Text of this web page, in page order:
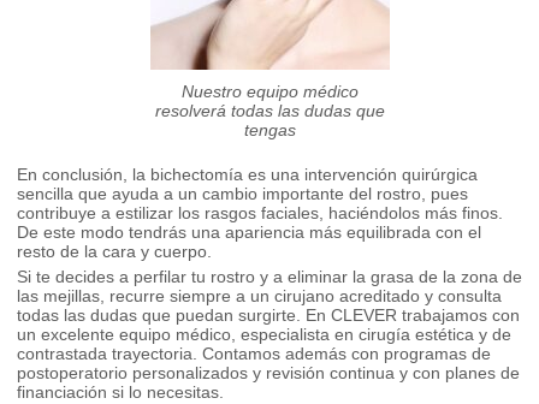
Nuestro equipo médico
resolverá todas las dudas que
tengas
En conclusión, la bichectomía es una intervención quirúrgica
sencilla que ayuda a un cambio importante del rostro, pues
contribuye a estilizar los rasgos faciales, haciéndolos más finos.
De este modo tendrás una apariencia más equilibrada con el
resto de la cara y cuerpo.
Si te decides a perfilar tu rostro y a eliminar la grasa de la zona de
las mejillas, recurre siempre a un cirujano acreditado y consulta
todas las dudas que puedan surgirte. En CLEVER trabajamos con
un excelente equipo médico, especialista en cirugía estética y de
contrastada trayectoria. Contamos además con programas de
postoperatorio personalizados y revisión continua y con planes de
financiación si lo necesitas.